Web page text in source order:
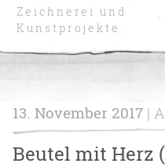
Zeichnerei und
Kunstprojekte
13. November 2017 |
Beutel mit Herz